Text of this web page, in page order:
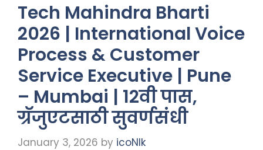
Tech Mahindra Bharti
2026 | International Voice
Process & Customer
Service Executive | Pune
– Mumbai | 12वी पास,
ग्रॅजुएटसाठी सुवर्णसंधी
January 3, 2026 by icoNIk